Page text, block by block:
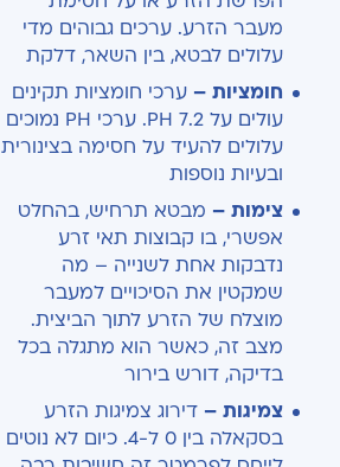
מעבר הזרע. ערכים גבוהים מדי
עלולים לבטא, בין השאר, דלקת
חומציות – ערכי חומציות תקינים
עולים על 7.2 PH. ערכי PH נמוכים
עלולים להעיד על חסימה בצינורית
ובעיות נוספות
צימות – מבטא תרחיש, בהחלט
אפשרי, בו קבוצות תאי זרע
נדבקות אחת לשנייה – מה
שמקטין את הסיכויים למעבר
מוצלח של הזרע לתוך הביצית.
מצב זה, כאשר הוא מתגלה בכל
בדיקה, דורש בירור
צמיגות – דירוג צמיגות הזרע
בסקאלה בין 0 ל-4. כיום לא נוטים